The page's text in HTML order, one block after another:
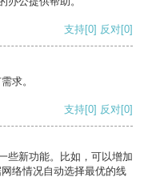
支持[0] 反对[0]
求。
支持[0] 反对[0]
些新功能。比如，可以增加
络情况自动选择最优的线